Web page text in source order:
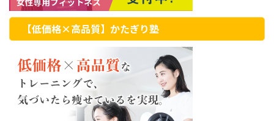
【低価格×高品質】かたぎり塾